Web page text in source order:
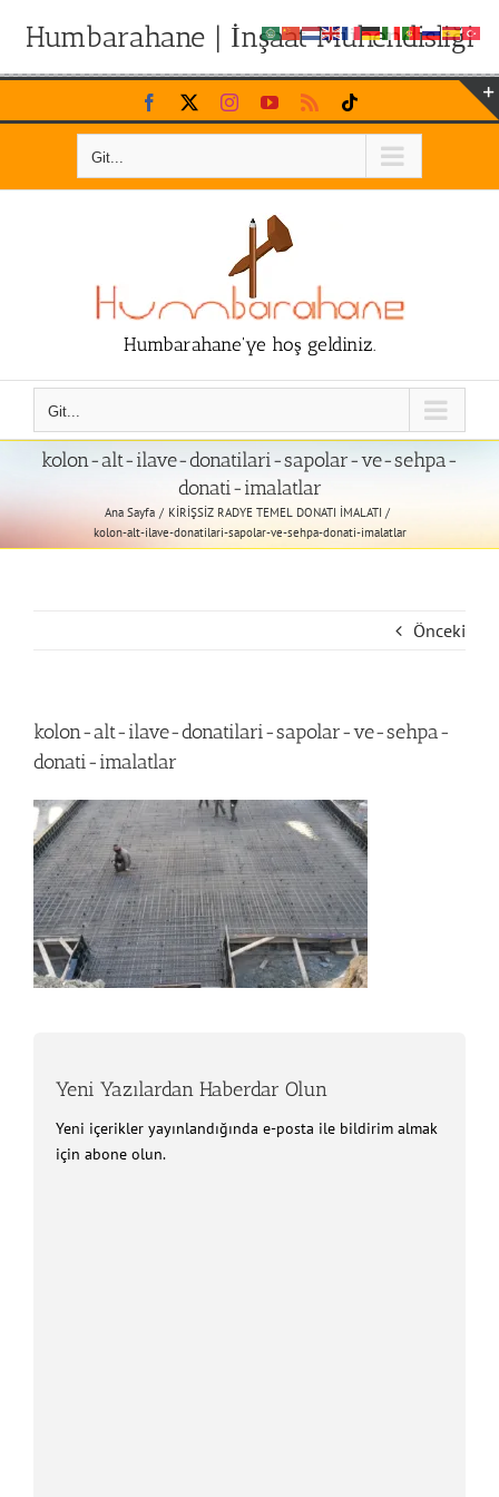
Humbarahane | İnşaat Mühendisliği
Skip
to
Facebook InstagramYouTubeRss
Git...
Humbarahane'ye hoş geldiniz.
Git...
kolon-alt-ilave-donatilari-sapolar-ve-sehpa-
donati-imalatlar
Ana Sayfa
KİRİŞSİZ RADYE TEMEL DONATI İMALATI
kolon-alt-ilave-donatilari-sapolar-ve-sehpa-donati-imalatlar
Önceki
kolon-alt-ilave-donatilari-sapolar-ve-sehpa-
donati-imalatlar
Yeni Yazılardan Haberdar Olun
Yeni içerikler yayınlandığında e-posta ile bildirim almak
için abone olun.